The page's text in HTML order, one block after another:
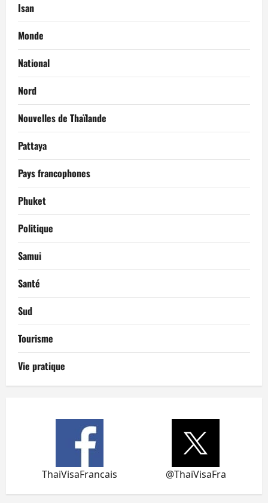
Isan
Monde
National
Nord
Nouvelles de Thaïlande
Pattaya
Pays francophones
Phuket
Politique
Samui
Santé
Sud
Tourisme
Vie pratique
ThaiVisaFrancais @ThaiVisaFra